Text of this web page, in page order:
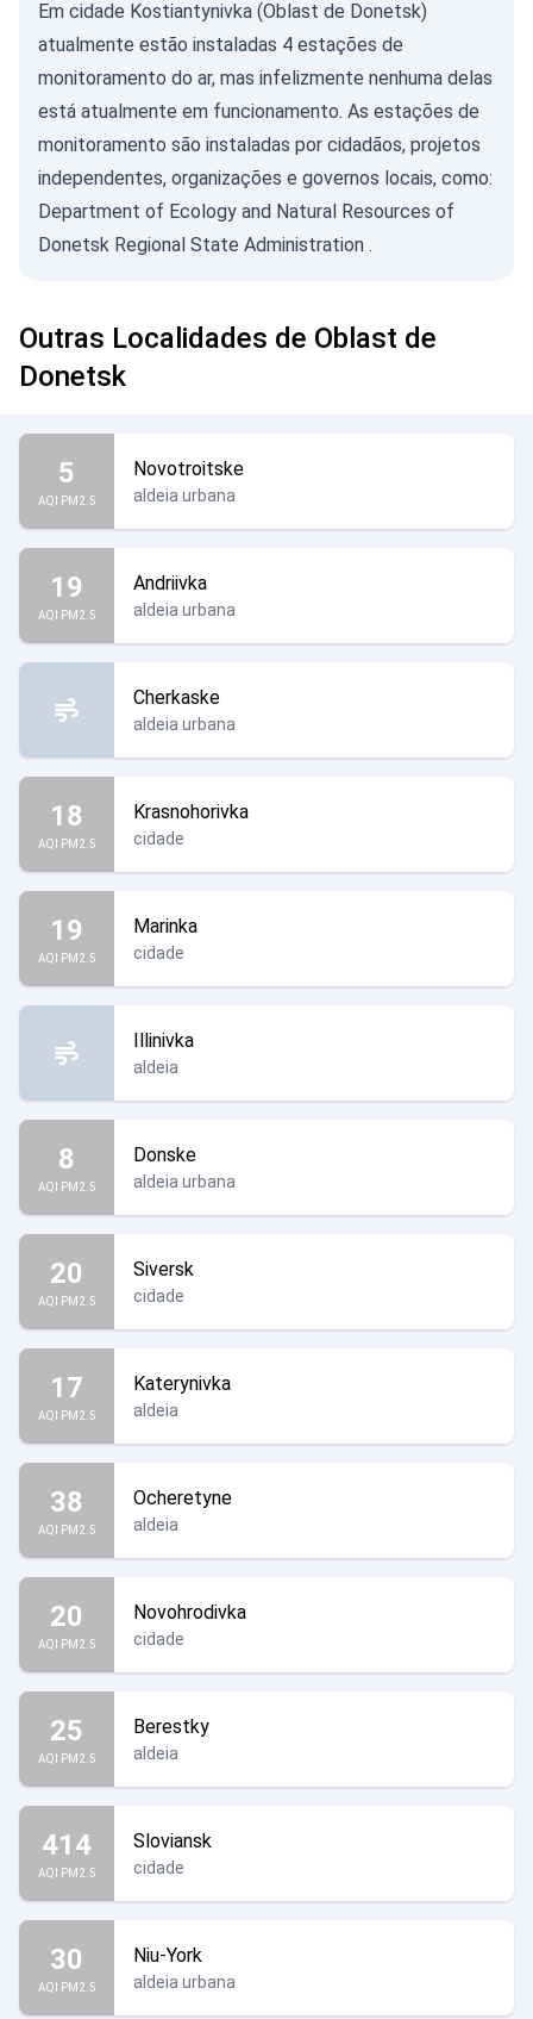
Em cidade Kostiantynivka (Oblast de Donetsk)
atualmente estão instaladas 4 estações de
monitoramento do ar, mas infelizmente nenhuma delas
está atualmente em funcionamento. As estações de
monitoramento são instaladas por cidadãos, projetos
independentes, organizações e governos locais, como:
Department of Ecology and Natural Resources of
Donetsk Regional State Administration .
Outras Localidades de Oblast de
Donetsk
5
AQI PM2.5
Novotroitske
aldeia urbana
19
AQI PM2.5
Andriivka
aldeia urbana
Cherkaske
aldeia urbana
18
AQI PM2.5
Krasnohorivka
cidade
19
AQI PM2.5
Marinka
cidade
Illinivka
aldeia
8
AQI PM2.5
Donske
aldeia urbana
20
AQI PM2.5
Siversk
cidade
17
AQI PM2.5
Katerynivka
aldeia
38
AQI PM2.5
Ocheretyne
aldeia
20
AQI PM2.5
Novohrodivka
cidade
25
AQI PM2.5
Berestky
aldeia
414
AQI PM2.5
Sloviansk
cidade
30
AQI PM2.5
Niu-York
aldeia urbana